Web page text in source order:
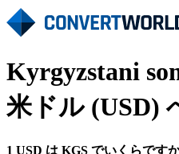
Kyrgyzstani
米ドル (USD)
1 USD は KGS でいくらです